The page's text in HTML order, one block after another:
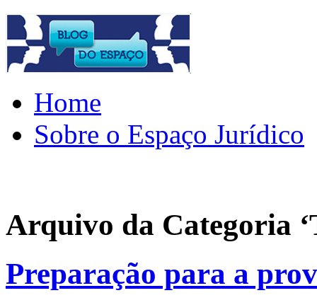
Home
Sobre o Espaço Jurídico
Arquivo da Categoria
Preparação para a